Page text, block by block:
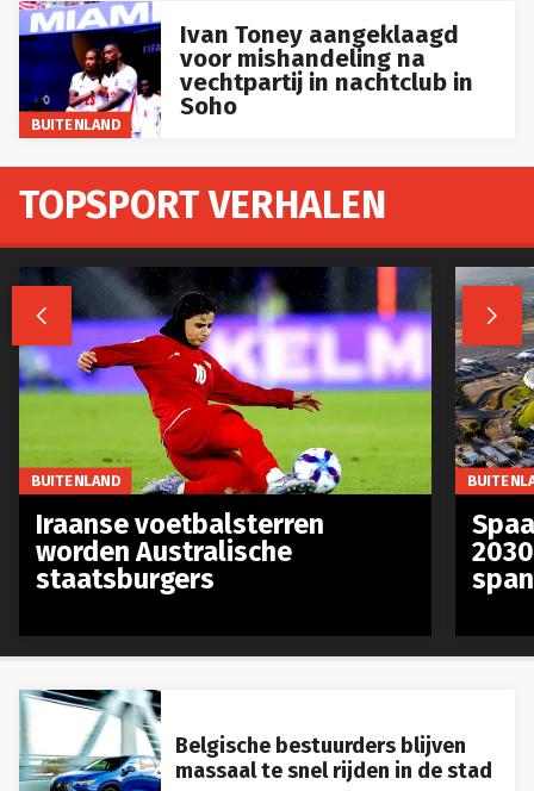
BUITENLAND
Ivan Toney aangeklaagd
voor mishandeling na
vechtpartij in nachtclub in
Soho
Belgische bestuurders blijven
massaal te snel rijden in de stad
TOPSPORT VERHALEN
 
BUITENLAND
Iraanse voetbalsterren
worden Australische
staatsburgers